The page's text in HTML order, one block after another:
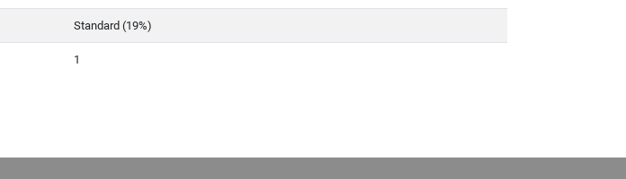
Standard (19%)
1